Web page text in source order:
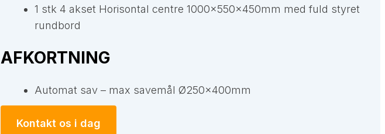
1 stk 4 akset Horisontal centre 1000x550x450mm med fuld styret
rundbord
AFKORTNING
Automat sav – max savemål Ø250x400mm​
Kontakt os i dag